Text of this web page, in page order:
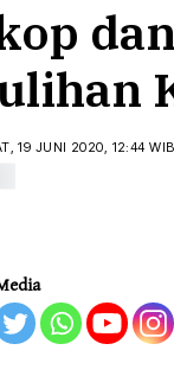
19 JUNI 2020, 12:44 WIB